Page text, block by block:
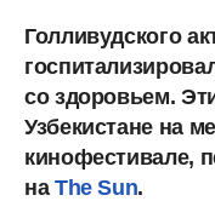
Голливудского
со здоровьем.
Узбекистане на
кинофестивале,
на The Sun.